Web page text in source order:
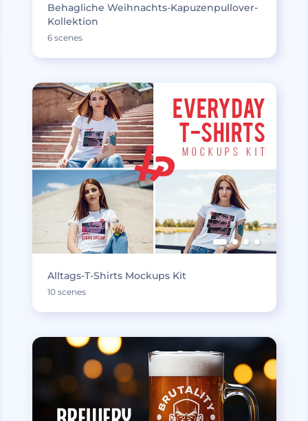
Behagliche Weihnachts-Kapuzenpullover-
Kollektion
6 scenes
Alltags-T-Shirts Mockups Kit
10 scenes